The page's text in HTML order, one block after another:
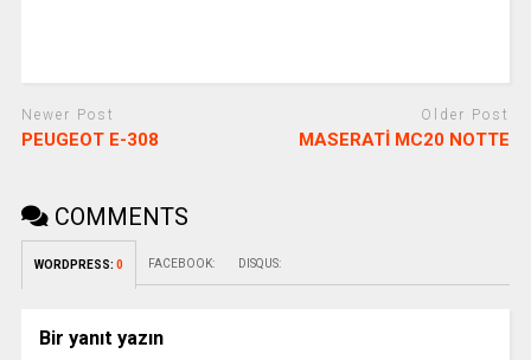
Newer Post
PEUGEOT E-308
Older Post
MASERATİ MC20 NOTTE
COMMENTS
WORDPRESS: 0 FACEBOOK: DISQUS:
Bir yanıt yazın